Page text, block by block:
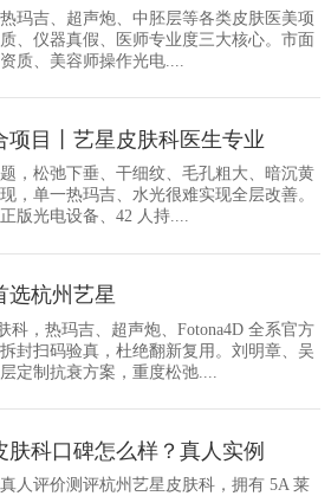
玛吉、超声炮、中胚层等各类皮肤医美项
、仪器真假、医师专业度三大核心。市面
质、美容师操作光电....
项目丨艺星皮肤科医生专业
，松弛下垂、干细纹、毛孔粗大、暗沉黄
，单一热玛吉、水光很难实现全层改善。
版光电设备、42 人持....
选杭州艺星
科，热玛吉、超声炮、Fotona4D 全系官方
封扫码验真，杜绝翻新复用。刘明章、吴
定制抗衰方案，重度松弛....
科口碑怎么样？真人实例
人评价测评杭州艺星皮肤科，拥有 5A 莱